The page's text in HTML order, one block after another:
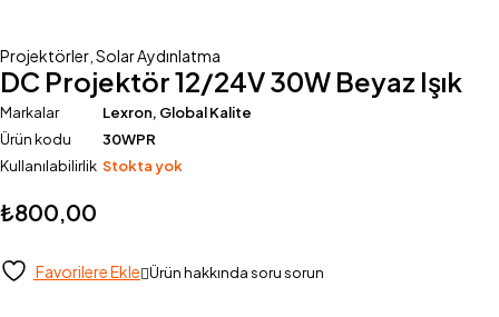
Projektörler Solar Aydınlatma
DC Projektör 12/24V 30W Beyaz Işık
Markalar Lexron, Global Kalite
Ürün kodu
30WPR
Kullanılabilirlik Stokta yok
₺800,00
Favorilere Ekle Ürün hakkında soru sorun